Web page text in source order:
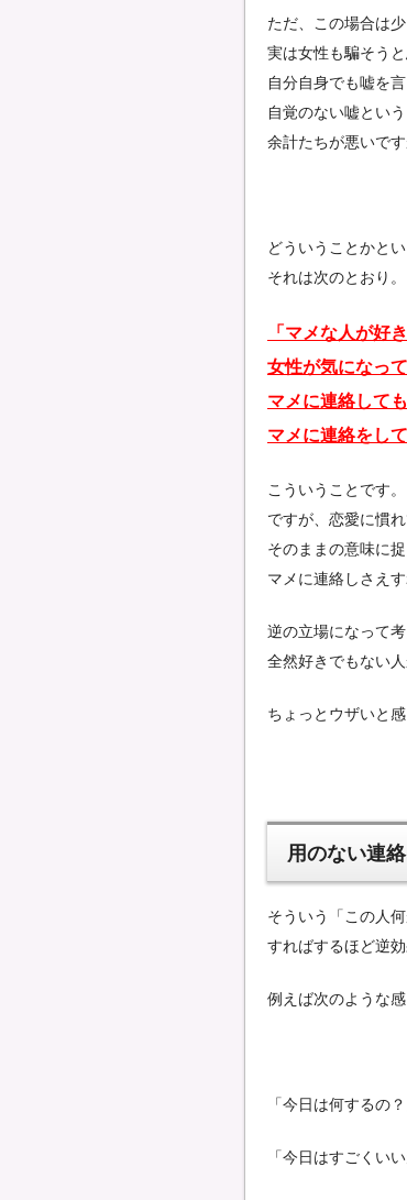
ただ、この場合は少
実は女性も騙そう
自分自身でも嘘を
自覚のない嘘という
余計たちが悪いです
どういうことかとい
それは次のとおり。
「マメな人が好
女性が気になっ
マメに連絡して
マメに連絡をし
こういうことです。
ですが、恋愛に慣
そのままの意味に捉
マメに連絡しさえ
逆の立場になって
全然好きでもない
ちょっとウザいと
用のない連
そういう「この人
すればするほど逆
例えば次のような感
「今日は何するの？
「今日はすごくい